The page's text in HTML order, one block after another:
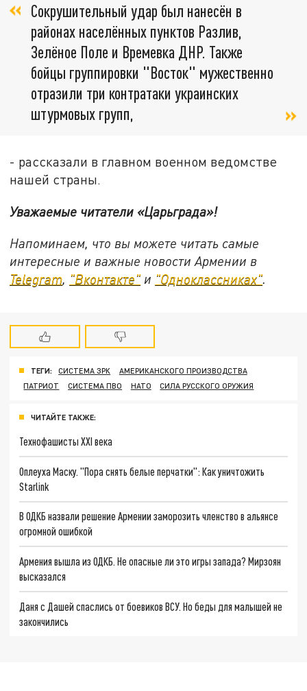
Сокрушительный удар был нанесён в
районах населённых пунктов Разлив,
Зелёное Поле и Времевка ДНР. Также
бойцы группировки "Восток" мужественно
отразили три контратаки украинских
штурмовых групп,
- рассказали в главном военном ведомстве
нашей страны.
Уважаемые читатели «Царьграда»!
Напоминаем, что вы можете читать самые
интересные и важные новости Армении в
Telegram, "Вконтакте" и "Одноклассниках".
ТЕГИ: СИСТЕМА ЗРК
АМЕРИКАНСКОГО ПРОИЗВОДСТВА
ПАТРИОТ
СИСТЕМА ПВО НАТО СИЛА РУССКОГО ОРУЖИЯ
ЧИТАЙТЕ ТАКЖЕ:
Технофашисты XXI века
Оплеуха Маску. "Пора снять белые перчатки": Как уничтожить
Starlink
В ОДКБ назвали решение Армении заморозить членство в альянсе
огромной ошибкой
Армения вышла из ОДКБ. Не опасные ли это игры запада? Мирзоян
высказался
Даня с Дашей спаслись от боевиков ВСУ. Но беды для малышей не
закончились